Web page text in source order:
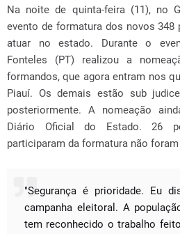
Na noite de quinta-feira (11), no
evento de formatura dos novos
atuar no estado. Durante o
Fonteles (PT) realizou a
formandos, que agora entram nos
Piauí. Os demais estão sub
posteriormente. A nomeação
Diário Oficial do Estado. 26
participaram da formatura não
"Segurança é prioridade. Eu
campanha eleitoral. A
tem reconhecido o trabalho